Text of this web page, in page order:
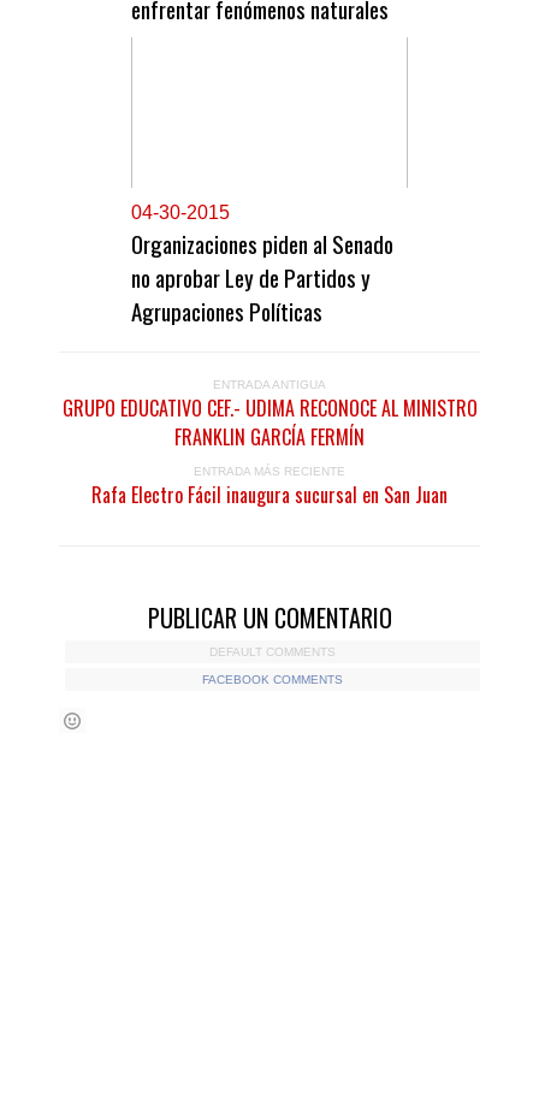
enfrentar fenómenos naturales
04-30-2015
Organizaciones piden al Senado
no aprobar Ley de Partidos y
Agrupaciones Políticas
ENTRADA ANTIGUA
GRUPO EDUCATIVO CEF.- UDIMA RECONOCE AL MINISTRO
FRANKLIN GARCÍA FERMÍN
ENTRADA MÁS RECIENTE
Rafa Electro Fácil inaugura sucursal en San Juan
PUBLICAR UN COMENTARIO
DEFAULT COMMENTS
FACEBOOK COMMENTS